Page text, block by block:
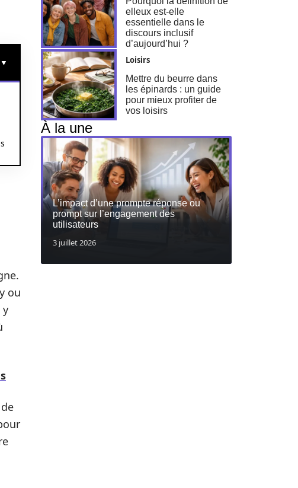
ou
y
elleux est-elle
essentielle dans le
discours inclusif
d’aujourd’hui ?
Loisirs
Mettre du beurre dans
les épinards : un guide
pour mieux profiter de
vos loisirs
À la une
L’impact d’une prompte réponse ou
prompt sur l’engagement des
utilisateurs
3 juillet 2026